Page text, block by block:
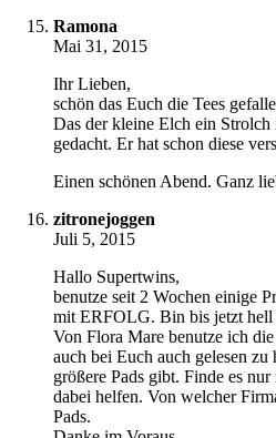
Ramona
Mai 31, 2015
Ihr Lieben,
schön das Euch die Tees
Das der kleine Elch ein Strolch
gedacht. Er hat schon diese
Einen schönen Abend. Ganz
zitronejoggen
Juli 5, 2015
Hallo Supertwins,
benutze seit 2 Wochen einige
mit ERFOLG. Bin bis jetzt hell
Von Flora Mare benutze ich
auch bei Euch auch gelesen
größere Pads gibt. Finde es
dabei helfen. Von welcher
Pads.